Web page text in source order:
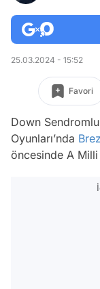
25.03.2024 - 15:52
Favori
Down
Oyunları’nda
öncesinde A Milli